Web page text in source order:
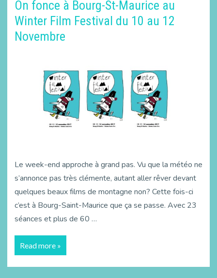
On fonce à Bourg-St-Maurice au
Winter Film Festival du 10 au 12
Novembre
Le week-end approche à grand pas. Vu que la météo ne
s’annonce pas très clémente, autant aller rêver devant
quelques beaux films de montagne non? Cette fois-ci
c’est à Bourg-Saint-Maurice que ça se passe. Avec 23
séances et plus de 60 …
Read more »